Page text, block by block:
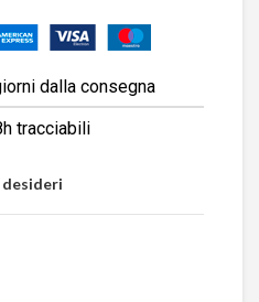
dalla consegna
tracciabili